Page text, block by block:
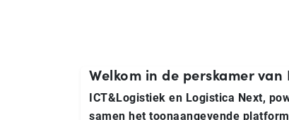
Welkom in de perskamer
ICT&Logistiek en Logistica Next,
samen het toonaangevende